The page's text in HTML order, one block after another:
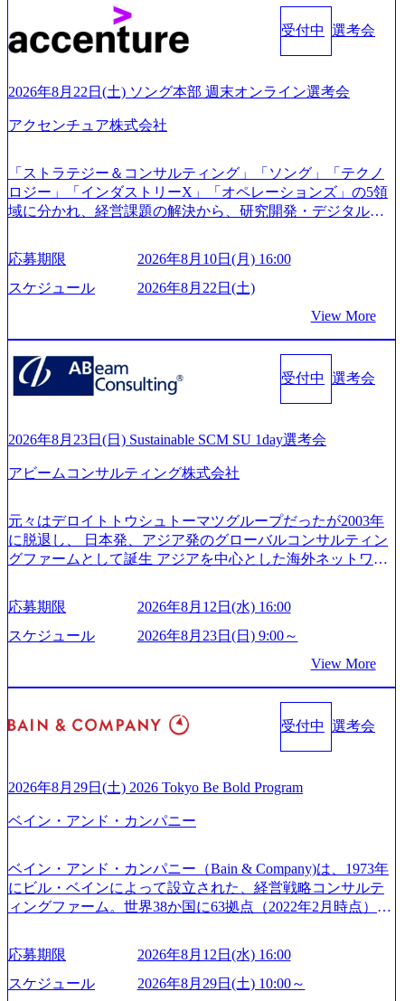
kerdeck.com/leverages/leverages-hui-she-shao-jie-zi-liao-zhong-tu-
cai-yong-xiang-ke) 「働く人」「事業・サービス」「カルチャ
ー」など、レバレジーズのリアルを取り上げています！ (htt
「外国人留学生等受入環境整備事業委託業務」を受託 (http
s://prtimes.jp/main/html/rd/p/000000612.000010591.html) レバレ
ジーズ、モチベーション管理システム「NALYSYS」リリー
m/@leveragesCh) レバレジーズで活躍するメンバー紹介！〜
管理職種編 〜 (https://www.youtube.com/watch?v=RETwZKac2
UI) レバレジーズで活躍するメンバー紹介！〜 営業職種編
来黒字を維持し、急成長中でありながら安定した事業を展
円を目指す日本にもなかなかないメガベンチャー。創業か
ら黒字経営。年間130%成長 https://storage.googleapis.com/our-
527843-d227-4df8-b86c-5587f843fdf6_1200x471.webp https://stor
age.googleapis.com/our-vision-production.appspot.com/public/imag
es/20251030164946_dc0888f6-0539-4887-84d7-34c8d8544226_1
200x666.webp 年間100億円規模の投資の元、10以上もの新規
能 社内転職が活発であり、多様なスキルを1社で身に着ける
ことが可能 事業開発・運用を内包かする「オールインハウ
ス」型の組織体。社内スカウトや社内公募制度を用いて主
165942_70f09968-1b27-43e6-b849-1cd107c4f488_1200x698.web
p ## 働き方／WLB／待遇 内装8億円超のかっこいいオフィ
スがあり、 働き甲斐のあるランキング、新卒注目ランキン
ため事業創造の自由度が高く、赤字事業でも投資して長期
的な成長を若手に任せられる環境 対面でのコミュニケーシ
ョンメリットを重視するため出社勤務。1日の労働時間平均
9.2時間、有休消化率81%(2024年度の年間データ、エンジニ
ア組織） 2026年8月22日(土) 10:00～最長16:00 2026年8月10
日(月) 16:00 ※応募者が定員を上回る場合は、厳正なる審査
の上参加者を決定させていただきます。ご了承ください。
● 当日の流れ 受付 → 会社説明会 → 面接(会社説明会終了
後、随時ご案内) ※全てリモートにて実施します。 ※参加
通常の選考フローと異なり、事前に適性検査をご受検いた
ションサーチになります。 ご経験やスキル、そして適性や
きます。 ※本求人はレバテック株式会社の雇用となりま
す。 ※案件によっては客先に出向いての作業も発生しま
す。 ＜ITコンサルタント＞ Webアプリケーション、SaaS系
模基幹システムにおける最上流のPoC(概念実証)支援から構
想策定、開発マネジメント支援までを一気通貫で担当して
います。 生成AIなどの最新技術とシステムを活用し、顧客
受付中 選考会
2026年8月22日(土) ソング本部 週末オンライン選考会
アクセンチュア株式会社
「ストラテジー＆コンサルティング」「ソング」「テクノ
ロジー」「インダストリーX」「オペレーションズ」の5領
域に分かれ、経営課題の解決から、研究開発・デジタル・
グ領域からその実行的側面であるITサービスの提供まで一
貫して支援する総合系・IT系ファームである あらゆる産業
において非常に良質な顧客基盤を築いており、Fortune Globa
手掛けたプロジェクトは「ファーストリテイリングにおけ
るグローバル化」「資生堂グループのDX化支援」「ヴィヴ
ィアン・ウエストウッドの製品開発」など多岐にわたる コ
ンサルティング活動のみならず、2021年にはKDDIと合弁会
社「ARISE analytics」を設立し、人工知能とデータアナリテ
ジタル人材育成の支援も盛んに行う 採用資料 (https://www.ac
2/Accenture-Recruiting-Brochure.pdf#zoom=50) 女性の活躍につ
rs/corporate/document/women-brochure.pdf#zoom=50) 社員発信
のキャリアブログ (https://www.accenture.com/jp-ja/blogs/japan-
careers-blog) 江川社長が語る「105点経営」 (https://business.ni
kkei.com/atcl/gen/19/00604/021600008/) 規模拡大で成功する理
6218) 大手広告代理店出身者などマーケティングのトップ人
材が集結するワケ (https://markezine.jp/article/detail/45446) エン
ジニアからコンサルタントへ。会社に入って、何が変わっ
た？ (https://www.businessinsider.jp/post-288838) プラダ：ラグ
ジュアリー製品のパーソナライゼーション (https://www.acce
nture.com/jp-ja/case-studies/song/prada-luxury-product-customizati
on) 大正製薬：ITカーブアウト支援 (https://www.accenture.co
m/jp-ja/case-studies/consulting/taisho-pharmaceutical)（ストラテ
ジー & コンサルティング） ソフトバンク：初のオンライン
s://www.accenture.com/jp-ja/case-studies/communications-media/so
する「保安ネット」を構築。省庁DXの先進事例を実現 (http
ry-safety-network)（公共サービス） カルビー：SAP HANAの
導入で基幹システムを刷新 (https://www.accenture.com/jp-ja/ca
se-studies/consumer-goods-services/calbee)（消費財・サービ
る 日本では2.3万人以上の従業員を擁しており(会計系BIG4
を上回る規模感)、営業利益率も約15％と驚異的な数字とな
応募期限
2026年8月10日(月) 16:00
スケジュール
2026年8月22日(土)
View More
受付中 選考会
2026年8月23日(日) Sustainable SCM SU 1day選考会
アビームコンサルティング株式会社
元々はデロイトトウシュトーマツグループだったが2003年
に脱退し、 日本発、アジア発のグローバルコンサルティン
グファームとして誕生 アジアを中心とした海外ネットワー
供している日系最大級の総合コンサルティングファーム
『Build Beyond As One ®.』をブランドメッセージに掲げ、
企業や組織の変革を通じて社会や産業の課題を解決し、未
確実な実現と社会的価値及び経済的価値の追求にも貢献 NE
Cとの戦略的資本提携も実現して、現在はNECのグループ会
社であり、戦略、業務改革、IT、組織・人事、アウトソー
シングなどの専門知識と、豊富な経験を持つ約6,000名を超
えるプロフェッショナルを有する 金融、製造、流通、エネ
トとしている SAP領域においては日本市場No.1を誇り、全
定コンサルタント資格を取得している また、日本国内企業
資格も保有、さまざまな業界・業種でのプロジェクト実績
と蓄積されたノウハウを基に独自の方法論やテンプレート
を開発し、それらを活用してお客様に最適なSAPコンサル
ティングサービスを提供する https://storage.googleapis.com/our
96dc8f2-7d54-42b9-a7ae-8c532c52d3d8_1200x678.webp アビー
ムコンサルティング会社資料 (https://www.abeam.com/content/
dam/abeam/jp/ja/about/company/ABeamConsultingCompanyProfil
応募期限
2026年8月12日(水) 16:00
スケジュール
2026年8月23日(日) 9:00～
View More
受付中 選考会
2026年8月29日(土) 2026 Tokyo Be Bold Program
ベイン・アンド・カンパニー
ベイン・アンド・カンパニー（Bain & Company)は、1973年
にビル・ベインによって設立された、経営戦略コンサルテ
ィングファーム。世界38か国に63拠点（2022年2月時点）、
アントにお届けするのは単なるレポートではなく、『結
果』である。」この原則のもと、ベインは1973年に創業さ
れた。クライアントが不確かな未来の中、競争に勝てるよ
応募期限
2026年8月12日(水) 16:00
スケジュール
2026年8月29日(土) 10:00～